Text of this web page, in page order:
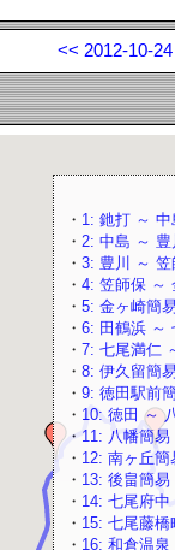
<< 2012-10-24